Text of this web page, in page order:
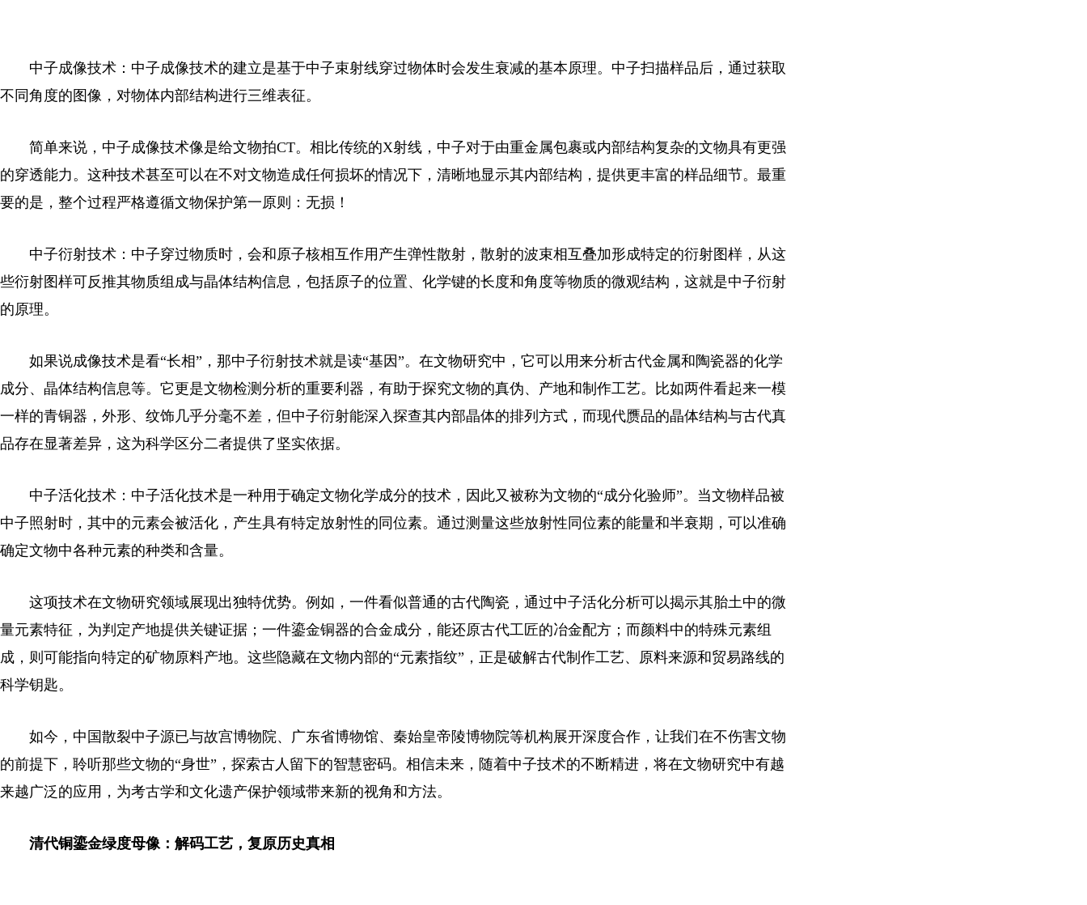
中子成像技术：中子成像技术的建立是基于中子束射线穿过物体时会发生衰减的基本原理。中子扫描样品后，通过获取
不同角度的图像，对物体内部结构进行三维表征。
简单来说，中子成像技术像是给文物拍CT。相比传统的X射线，中子对于由重金属包裹或内部结构复杂的文物具有更强
的穿透能力。这种技术甚至可以在不对文物造成任何损坏的情况下，清晰地显示其内部结构，提供更丰富的样品细节。最重
要的是，整个过程严格遵循文物保护第一原则：无损！
中子衍射技术：中子穿过物质时，会和原子核相互作用产生弹性散射，散射的波束相互叠加形成特定的衍射图样，从这
些衍射图样可反推其物质组成与晶体结构信息，包括原子的位置、化学键的长度和角度等物质的微观结构，这就是中子衍射
的原理。
如果说成像技术是看“长相”，那中子衍射技术就是读“基因”。在文物研究中，它可以用来分析古代金属和陶瓷器的化学
成分、晶体结构信息等。它更是文物检测分析的重要利器，有助于探究文物的真伪、产地和制作工艺。比如两件看起来一模
一样的青铜器，外形、纹饰几乎分毫不差，但中子衍射能深入探查其内部晶体的排列方式，而现代赝品的晶体结构与古代真
品存在显著差异，这为科学区分二者提供了坚实依据。
中子活化技术：中子活化技术是一种用于确定文物化学成分的技术，因此又被称为文物的“成分化验师”。当文物样品被
中子照射时，其中的元素会被活化，产生具有特定放射性的同位素。通过测量这些放射性同位素的能量和半衰期，可以准确
确定文物中各种元素的种类和含量。
这项技术在文物研究领域展现出独特优势。例如，一件看似普通的古代陶瓷，通过中子活化分析可以揭示其胎土中的微
量元素特征，为判定产地提供关键证据；一件鎏金铜器的合金成分，能还原古代工匠的冶金配方；而颜料中的特殊元素组
成，则可能指向特定的矿物原料产地。这些隐藏在文物内部的“元素指纹”，正是破解古代制作工艺、原料来源和贸易路线的
科学钥匙。
如今，中国散裂中子源已与故宫博物院、广东省博物馆、秦始皇帝陵博物院等机构展开深度合作，让我们在不伤害文物
的前提下，聆听那些文物的“身世”，探索古人留下的智慧密码。相信未来，随着中子技术的不断精进，将在文物研究中有越
来越广泛的应用，为考古学和文化遗产保护领域带来新的视角和方法。
清代铜鎏金绿度母像：解码工艺，复原历史真相